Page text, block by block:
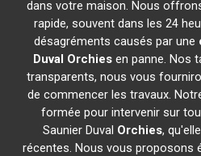
dans votre maison. Nous
rapide, souvent dans les 24
désagréments causés par une
Duval Orchiesen panne. Nos
transparents, nous vous
de commencer les travaux.
formée pour intervenir sur
Saunier Duval Orchies,
récentes. Nous vous proposons